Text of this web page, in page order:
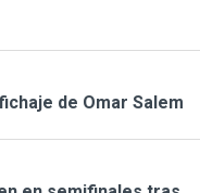
de Omar Salem